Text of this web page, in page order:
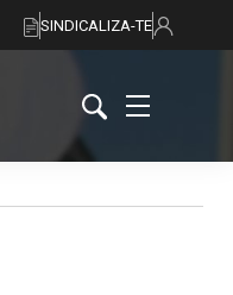
SINDICALIZA-TE